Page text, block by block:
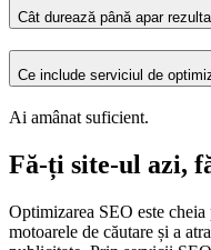
Cât durează până apar
Ce include serviciul de
Ai amânat suficient.
Fă-ți site-ul azi,
Optimizarea SEO este
motoarele de căutare și a